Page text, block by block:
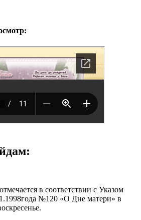
в соответствии с Указом
№120 «О Дне матери» в